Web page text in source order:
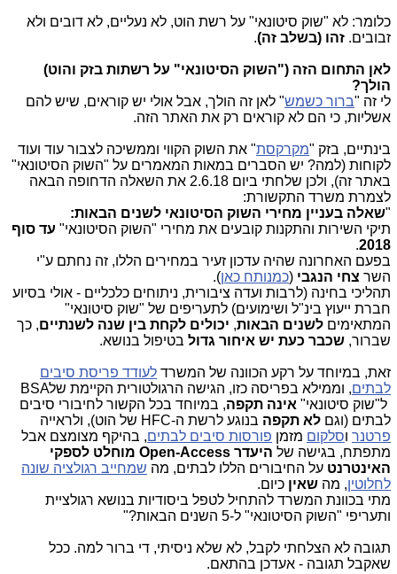
כלומר: לא "שוק סיטונאי" על רשת הוט, לא נעליים, לא דובים ולא
זבובים. זהו (בשלב זה).
לאן התחום הזה ("השוק הסיטונאי" על רשתות בזק והוט)
הולך?
לי זה "ברור כשמש" לאן זה הולך, אבל אולי יש קוראים, שיש להם
אשליות, כי הם לא קוראים רק את האתר הזה.
בינתיים, בזק "מקרקסת" את השוק הקווי וממשיכה לצבור עוד ועוד
לקוחות (למה? יש הסברים במאות המאמרים על "השוק הסיטונאי"
באתר זה), ולכן שלחתי ביום 2.6.18 את השאלה הדחופה הבאה
לצמרת משרד התקשורת:
"שאלה בעניין מחירי השוק הסיטונאי לשנים הבאות:
תיקי השירות והתקנות קובעים את מחירי "השוק הסיטונאי" עד סוף
2018
.
בפעם האחרונה שהיה עדכון זעיר במחירים הללו, זה נחתם ע"י
השר צחי הנגבי (כמנותח כאן).
תהליכי בחינה (לרבות ועדה ציבורית, ניתוחים כלכליים - אולי בסיוע
חברת ייעוץ בינ"ל ושימועים) לתעריפים של "שוק סיטונאי"
המתאימים לשנים הבאות, יכולים לקחת בין שנה לשנתיים, כך
שברור, שכבר כעת יש איחור גדול בטיפול בנושא.
זאת, במיוחד על רקע הכוונה של המשרד לעודד פריסת סיבים
לבתים, וממילא בפריסה כזו, הגישה הרגולטורית הקיימת שלBSA
ל"שוק סיטונאי" אינה תקפה, במיוחד בכל הקשור לחיבורי סיבים
לבתים (וגם לא תקפה בנוגע לרשת ה-HFC של הוט), ולראייה
פרטנר וסלקום מזמן פורסות סיבים לבתים, בהיקף מצומצם אבל
מתפתח, בגישה של היעדר Open-Access מוחלט לספקי
האינטרנט על החיבורים הללו לבתים, מה שמחייב רגולציה שונה
לחלוטין, מה שאין כיום.
מתי בכוונת המשרד להתחיל לטפל ביסודיות בנושא רגולציית
ותעריפי "השוק הסיטונאי" ל-5 השנים הבאות?"
תגובה לא הצלחתי לקבל, לא שלא ניסיתי, די ברור למה. ככל
שאקבל תגובה - אעדכן בהתאם.